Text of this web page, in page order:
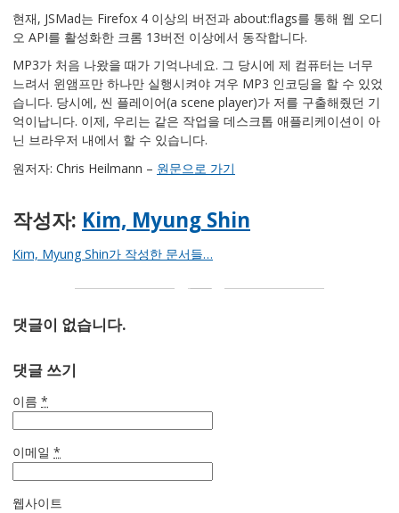
현재, JSMad는 Firefox 4 이상의 버전과 about:flags를 통해 웹 오디
오 API를 활성화한 크롬 13버전 이상에서 동작합니다.
MP3가 처음 나왔을 때가 기억나네요. 그 당시에 제 컴퓨터는 너무
느려서 윈앰프만 하나만 실행시켜야 겨우 MP3 인코딩을 할 수 있었
습니다. 당시에, 씬 플레이어(a scene player)가 저를 구출해줬던 기
억이납니다. 이제, 우리는 같은 작업을 데스크톱 애플리케이션이 아
닌 브라우저 내에서 할 수 있습니다.
원저자: Chris Heilmann – 원문으로 가기
작성자: Kim, Myung Shin
Kim, Myung Shin가 작성한 문서들…
댓글이 없습니다.
댓글 쓰기
이름 *
이메일 *
웹사이트